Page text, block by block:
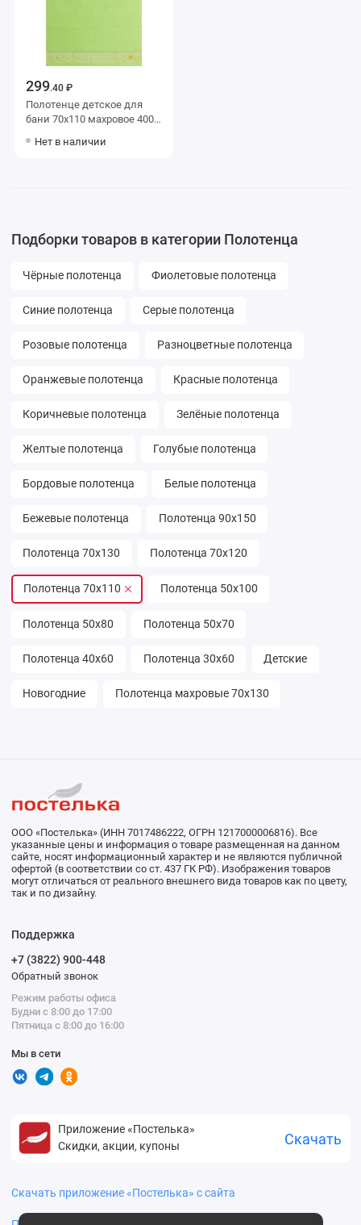
299.40 ₽
Полотенце детское для
бани 70х110 махровое 400
мануфактура Buongiorno
Нет в наличии
Подборки товаров в категории Полотенца
Чёрные полотенца Фиолетовые полотенца
Синие полотенца Серые полотенца
Розовые полотенца Разноцветные полотенца
Оранжевые полотенца Красные полотенца
Коричневые полотенца Зелёные полотенца
Желтые полотенца Голубые полотенца
Бордовые полотенца Белые полотенца
Бежевые полотенца Полотенца 90х150
Полотенца 70х130 Полотенца 70х120
Полотенца 70х110 Полотенца 50х100
Полотенца 50х80 Полотенца 50х70
Полотенца 40х60 Полотенца 30х60 Детские
Новогодние Полотенца махровые 70х130
ООО «Постелька» (ИНН 7017486222, ОГРН 1217000006816). Все
указанные цены и информация о товаре размещенная на данном
сайте, носят информационный характер и не являются публичной
офертой (в соответствии со ст. 437 ГК РФ). Изображения товаров
могут отличаться от реального внешнего вида товаров как по цвету,
так и по дизайну.
Поддержка
+7 (3822) 900-448
Обратный звонок
Режим работы офиса
Будни с 8:00 до 17:00
Пятница с 8:00 до 16:00
Мы в сети
Приложение «Постелька»
Скидки, акции, купоны
Скачать
Скачать приложение «Постелька» с сайта